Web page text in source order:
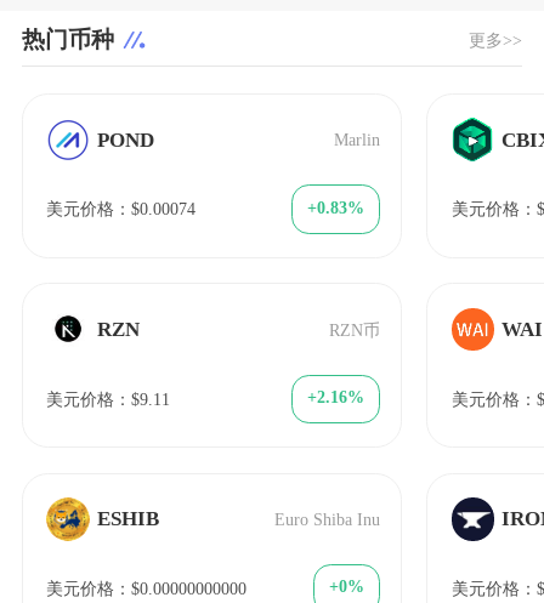
热门币种 更多>>
POND Marlin
美元价格：$0.00074 +0.83%
RZN RZN币
美元价格：$9.11 +2.16%
ESHIB Euro Shiba Inu
美元价格：$0.00000000000 +0%
美元价格：
WAI
美元价格：
美元价格：